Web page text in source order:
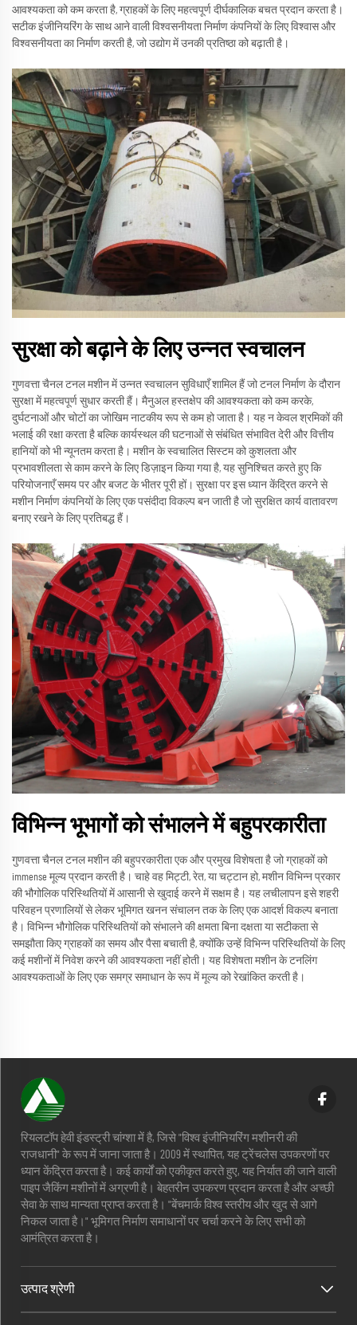
आवश्यकता को कम करता है, ग्राहकों के लिए महत्वपूर्ण दीर्घकालिक बचत प्रदान करता है।
सटीक इंजीनियरिंग के साथ आने वाली विश्वसनीयता निर्माण कंपनियों के लिए विश्वास और
विश्वसनीयता का निर्माण करती है, जो उद्योग में उनकी प्रतिष्ठा को बढ़ाती है।
सुरक्षा को बढ़ाने के लिए उन्नत स्वचालन
गुणवत्ता चैनल टनल मशीन में उन्नत स्वचालन सुविधाएँ शामिल हैं जो टनल निर्माण के दौरान
सुरक्षा में महत्वपूर्ण सुधार करती हैं। मैनुअल हस्तक्षेप की आवश्यकता को कम करके,
दुर्घटनाओं और चोटों का जोखिम नाटकीय रूप से कम हो जाता है। यह न केवल श्रमिकों की
भलाई की रक्षा करता है बल्कि कार्यस्थल की घटनाओं से संबंधित संभावित देरी और वित्तीय
हानियों को भी न्यूनतम करता है। मशीन के स्वचालित सिस्टम को कुशलता और
प्रभावशीलता से काम करने के लिए डिज़ाइन किया गया है, यह सुनिश्चित करते हुए कि
परियोजनाएँ समय पर और बजट के भीतर पूरी हों। सुरक्षा पर इस ध्यान केंद्रित करने से
मशीन निर्माण कंपनियों के लिए एक पसंदीदा विकल्प बन जाती है जो सुरक्षित कार्य वातावरण
बनाए रखने के लिए प्रतिबद्ध हैं।
विभिन्न भूभागों को संभालने में बहुपरकारीता
गुणवत्ता चैनल टनल मशीन की बहुपरकारीता एक और प्रमुख विशेषता है जो ग्राहकों को
immense मूल्य प्रदान करती है। चाहे वह मिट्टी, रेत, या चट्टान हो, मशीन विभिन्न प्रकार
की भौगोलिक परिस्थितियों में आसानी से खुदाई करने में सक्षम है। यह लचीलापन इसे शहरी
परिवहन प्रणालियों से लेकर भूमिगत खनन संचालन तक के लिए एक आदर्श विकल्प बनाता
है। विभिन्न भौगोलिक परिस्थितियों को संभालने की क्षमता बिना दक्षता या सटीकता से
समझौता किए ग्राहकों का समय और पैसा बचाती है, क्योंकि उन्हें विभिन्न परिस्थितियों के लिए
कई मशीनों में निवेश करने की आवश्यकता नहीं होती। यह विशेषता मशीन के टनलिंग
आवश्यकताओं के लिए एक समग्र समाधान के रूप में मूल्य को रेखांकित करती है।
रियलटॉप हेवी इंडस्ट्री चांग्शा में है, जिसे "विश्व इंजीनियरिंग मशीनरी की
राजधानी" के रूप में जाना जाता है। 2009 में स्थापित, यह ट्रेंचलेस उपकरणों पर
ध्यान केंद्रित करता है। कई कार्यों को एकीकृत करते हुए, यह निर्यात की जाने वाली
पाइप जैकिंग मशीनों में अग्रणी है। बेहतरीन उपकरण प्रदान करता है और अच्छी
सेवा के साथ मान्यता प्राप्त करता है। "बेंचमार्क विश्व स्तरीय और खुद से आगे
निकल जाता है।" भूमिगत निर्माण समाधानों पर चर्चा करने के लिए सभी को
आमंत्रित करता है।
उत्पाद श्रेणी